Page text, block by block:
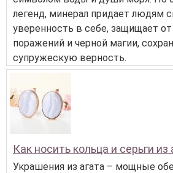
легенд, минерал придает людям
уверенность в себе, защищает от
поражений и черной магии,
супружескую верность.
Как носить кольца и серьги из
Украшения из агата – мощные